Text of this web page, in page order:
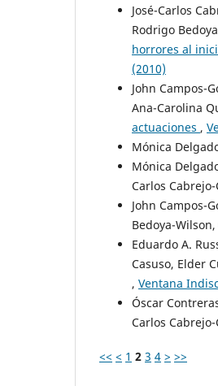
José-Carlos
Rodrigo
horrores al
(2010)
John Campos-
Ana-Carolina
actuaciones ,
Mónica
Mónica
Carlos
John Campos-
Bedoya-
Eduardo A.
Casuso, Elder
, Ventana
Óscar
Carlos
<< < 1 2 3 4 > >>